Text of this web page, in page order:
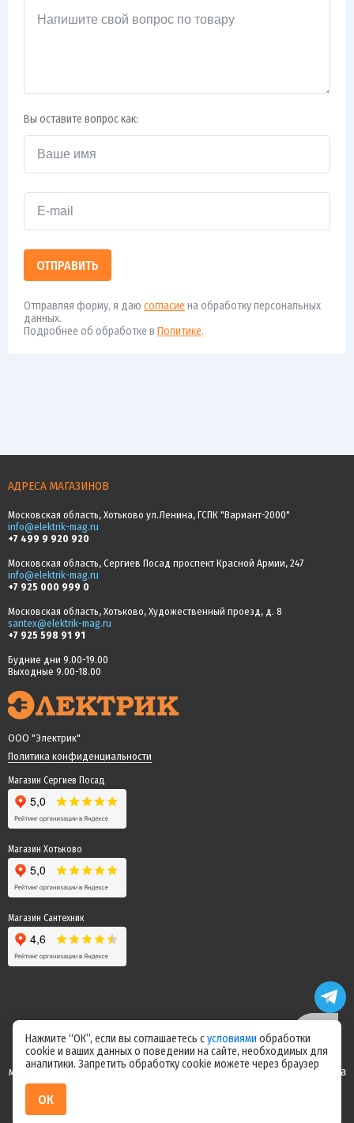
Вы оставите вопрос как:
ОТПРАВИТЬ
Отправляя форму, я даю согласие на обработку персональных
данных.
Подробнее об обработке в Политике.
АДРЕСА МАГАЗИНОВ
Московская область, Хотьково ул.Ленина, ГСПК "Вариант-2000"
info@elektrik-mag.ru
+7 499 9 920 920
Московская область, Сергиев Посад проспект Красной Армии, 247
info@elektrik-mag.ru
+7 925 000 999 0
Московская область, Хотьково, Художественный проезд, д. 8
santex@elektrik-mag.ru
+7 925 598 91 91
Будние дни 9.00-19.00
Выходные 9.00-18.00
ООО "Электрик"
Политика конфиденциальности
Магазин Сергиев Посад
Магазин Хотьково
Магазин Сантехник
Цены на сайте не являются офертой! Актуальные цены уточняйте у
менеджера после оформления заказа! Спасибо за понимание! Команда
Нажмите “ОК”, если вы соглашаетесь сусловиями обработки
cookie и ваших данных о поведении на сайте, необходимых для
аналитики. Запретить обработку cookie можете через браузер
ОК